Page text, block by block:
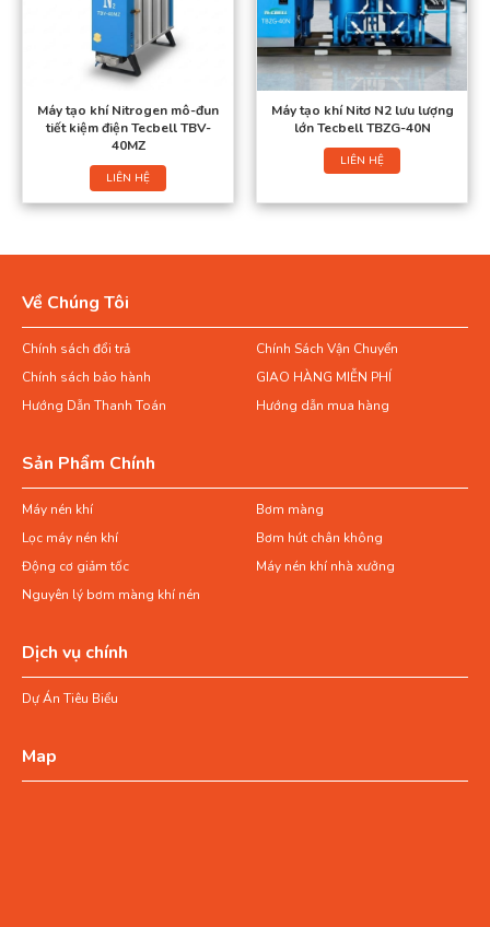
Máy tạo khí Nitrogen mô-đun
tiết kiệm điện Tecbell TBV-
40MZ
LIÊN HỆ
Máy tạo khí Nitơ N2 lưu lượng
lớn Tecbell TBZG-40N
LIÊN HỆ
Về Chúng Tôi
Chính sách đổi trả
Chính Sách Vận Chuyển
Chính sách bảo hành
GIAO HÀNG MIỄN PHÍ
Hướng Dẫn Thanh Toán
Hướng dẫn mua hàng
Sản Phẩm Chính
Máy nén khí
Bơm màng
Lọc máy nén khí
Bơm hút chân không
Động cơ giảm tốc
Máy nén khí nhà xưởng
Nguyên lý bơm màng khí nén
Dịch vụ chính
Dự Án Tiêu Biểu
Map